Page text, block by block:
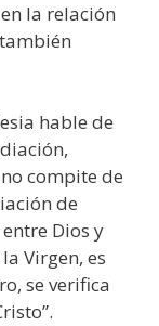
la relación
hable de
compite de
de
Dios y
Virgen, es
se verifica